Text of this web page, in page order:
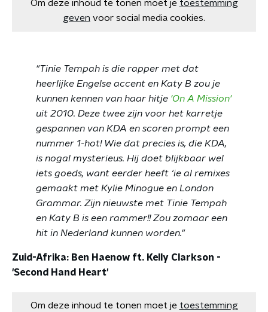
Om deze inhoud te tonen moet je toestemming
geven voor social media cookies.
"Tinie Tempah is die rapper met dat
heerlijke Engelse accent en Katy B zou je
kunnen kennen van haar hitje 'On A Mission'
uit 2010. Deze twee zijn voor het karretje
gespannen van KDA en scoren prompt een
nummer 1-hot! Wie dat precies is, die KDA,
is nogal mysterieus. Hij doet blijkbaar wel
iets goeds, want eerder heeft ‘ie al remixes
gemaakt met Kylie Minogue en London
Grammar. Zijn nieuwste met Tinie Tempah
en Katy B is een rammer!! Zou zomaar een
hit in Nederland kunnen worden."
Zuid-Afrika: Ben Haenow ft. Kelly Clarkson -
'Second Hand Heart'
Om deze inhoud te tonen moet je toestemming